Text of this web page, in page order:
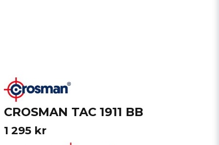
CROSMAN TAC 1911 BB
1 295 kr